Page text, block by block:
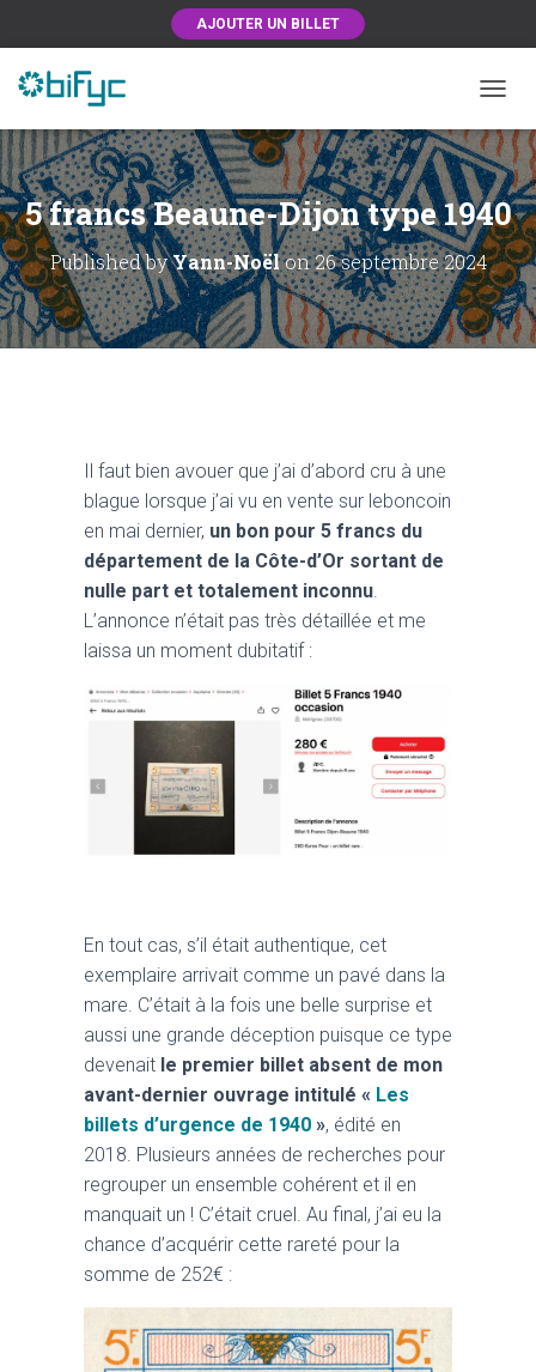
AJOUTER UN BILLET
5 francs Beaune-Dijon type 1940
Published byYann-Noëlon26 septembre 2024
Il faut bien avouer que j’ai d’abord cru à une
blague lorsque j’ai vu en vente sur leboncoin
en mai dernier, un bon pour 5 francs du
département de la Côte-d’Or sortant de
nulle part et totalement inconnu.
L’annonce n’était pas très détaillée et me
laissa un moment dubitatif :
En tout cas, s’il était authentique, cet
exemplaire arrivait comme un pavé dans la
mare. C’était à la fois une belle surprise et
aussi une grande déception puisque ce type
devenait le premier billet absent de mon
avant-dernier ouvrage intitulé « Les
billets d’urgence de 1940 », édité en
2018. Plusieurs années de recherches pour
regrouper un ensemble cohérent et il en
manquait un ! C’était cruel. Au final, j’ai eu la
chance d’acquérir cette rareté pour la
somme de 252€ :